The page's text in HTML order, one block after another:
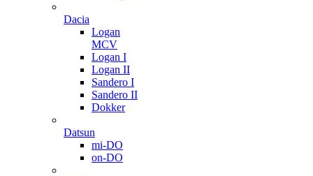
Dacia
Logan
MCV
Logan I
Logan II
Sandero I
Sandero II
Dokker
Datsun
mi-DO
on-DO